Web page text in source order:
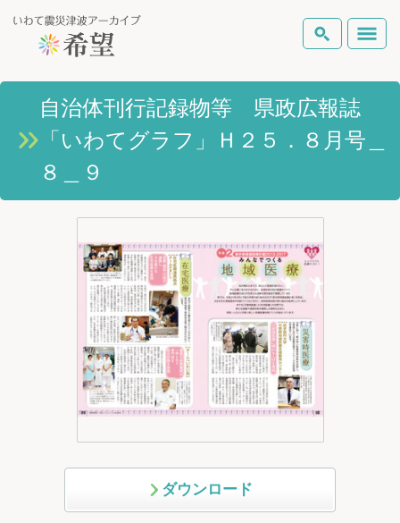
いわて震災津波アーカイブとは
岩手県の被害状況
ピックアップコンテンツ
Foreign Laguage
検索
テーマから探す
自治体刊行記録物等 県政広報誌
「いわてグラフ」Ｈ２５．８月号＿
８＿９
ダウンロード